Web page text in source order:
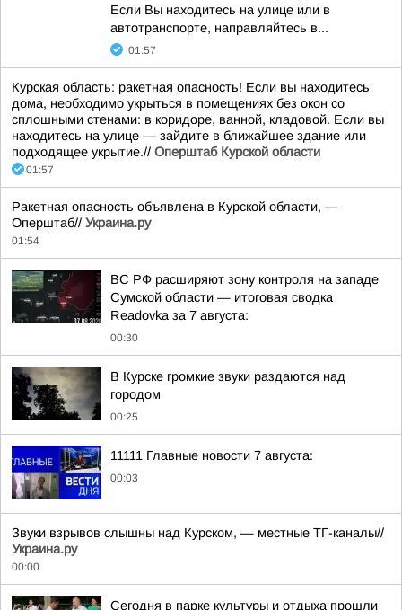
Если Вы находитесь на улице или в
автотранспорте, направляйтесь в...
01:57
Курская область: ракетная опасность! Если вы находитесь
дома, необходимо укрыться в помещениях без окон со
сплошными стенами: в коридоре, ванной, кладовой. Если вы
находитесь на улице — зайдите в ближайшее здание или
подходящее укрытие.// Оперштаб Курской области
01:57
Ракетная опасность объявлена в Курской области, —
Оперштаб// Украина.ру
01:54
ВС РФ расширяют зону контроля на западе
Сумской области — итоговая сводка
Readovka за 7 августа:
00:30
В Курске громкие звуки раздаются над
городом
00:25
11111 Главные новости 7 августа:
00:03
Звуки взрывов слышны над Курском, — местные ТГ-каналы//
Украина.ру
00:00
Сегодня в парке культуры и отдыха прошли